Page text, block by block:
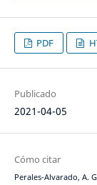
PDF
Publicado
2021-04-05
Cómo citar
Perales-Alvarado, A.